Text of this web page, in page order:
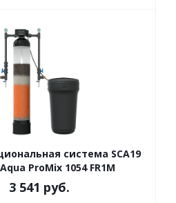
система SCA19
ProMix 1054 FR1M
3 541 руб.